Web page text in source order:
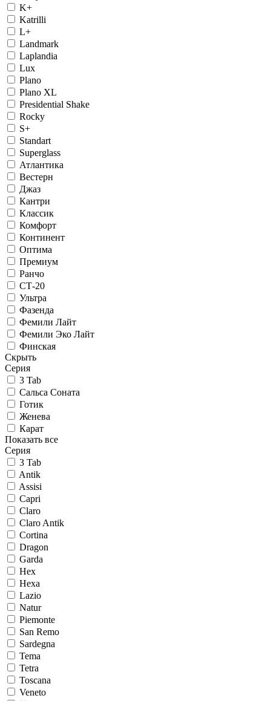
K+
Katrilli
L+
Landmark
Laplandia
Lux
Plano
Plano XL
Presidential Shake
Rocky
S+
Standart
Superglass
Атлантика
Вестерн
Джаз
Кантри
Классик
Комфорт
Континент
Оптима
Премиум
Ранчо
СТ-20
Ультра
Фазенда
Фемили Лайт
Фемили Эко Лайт
Финская
Скрыть
Серия
3 Tab
Сальса Соната
Готик
Женева
Карат
Показать все
Серия
3 Tab
Antik
Assisi
Capri
Claro
Claro Antik
Cortina
Dragon
Garda
Hex
Hexa
Lazio
Natur
Piemonte
San Remo
Sardegna
Tema
Tetra
Toscana
Veneto